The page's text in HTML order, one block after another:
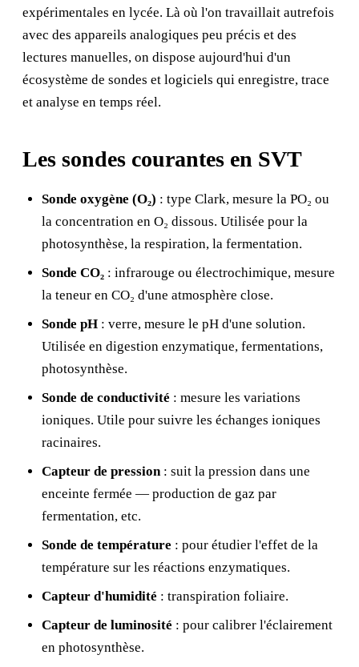
expérimentales en lycée. Là où l'on travaillait autrefois
avec des appareils analogiques peu précis et des
lectures manuelles, on dispose aujourd'hui d'un
écosystème de sondes et logiciels qui enregistre, trace
et analyse en temps réel.
Les sondes courantes en SVT
Sonde oxygène (O₂) : type Clark, mesure la PO₂ ou
la concentration en O₂ dissous. Utilisée pour la
photosynthèse, la respiration, la fermentation.
Sonde CO₂ : infrarouge ou électrochimique, mesure
la teneur en CO₂ d'une atmosphère close.
Sonde pH : verre, mesure le pH d'une solution.
Utilisée en digestion enzymatique, fermentations,
photosynthèse.
Sonde de conductivité : mesure les variations
ioniques. Utile pour suivre les échanges ioniques
racinaires.
Capteur de pression: suit la pression dans une
enceinte fermée — production de gaz par
fermentation, etc.
Sonde de température : pour étudier l'effet de la
température sur les réactions enzymatiques.
Capteur d'humidité : transpiration foliaire.
Capteur de luminosité : pour calibrer l'éclairement
en photosynthèse.